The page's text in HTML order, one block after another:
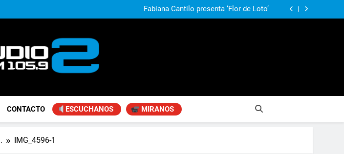
Fabiana Cantilo presenta ‘Flor de Loto’
Kicillof: “Se logró que Nación desestime la locura de la venta de tierras a
Kicillof: “Se logró que Nación desestime la locura de la venta de tierras a
2
CONTACTO ESCUCHANOS MIRANOS
IMG_4596-1